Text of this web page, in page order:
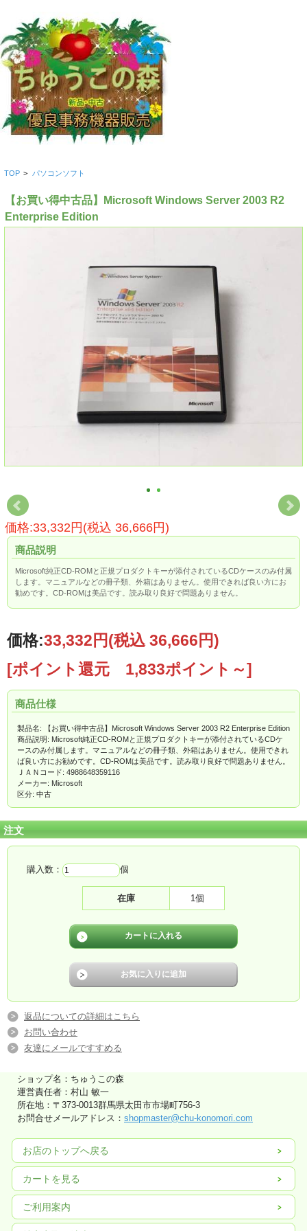
TOP > パソコンソフト
【お買い得中古品】Microsoft Windows Server 2003 R2
Enterprise Edition
価格:33,332円(税込 36,666円)
商品説明
Microsoft純正CD-ROMと正規プロダクトキーが添付されているCDケースのみ付属
します。マニュアルなどの冊子類、外箱はありません。使用できれば良い方にお
勧めです。CD-ROMは美品です。読み取り良好で問題ありません。
価格:33,332円(税込 36,666円)
[ポイント還元 1,833ポイント～]
商品仕様
製品名: 【お買い得中古品】Microsoft Windows Server 2003 R2 Enterprise Edition
商品説明: Microsoft純正CD-ROMと正規プロダクトキーが添付されているCDケ
ースのみ付属します。マニュアルなどの冊子類、外箱はありません。使用できれ
ば良い方にお勧めです。CD-ROMは美品です。読み取り良好で問題ありません。
ＪＡＮコード: 4988648359116
メーカー: Microsoft
区分: 中古
注文
購入数： 個
在庫 1個
返品についての詳細はこちら
お問い合わせ
友達にメールですすめる
ショップ名：ちゅうこの森
運営責任者：村山 敏一
所在地：〒373-0013群馬県太田市市場町756-3
お問合せメールアドレス： shopmaster@chu-konomori.com
お店のトップへ戻る
カートを見る
ご利用案内